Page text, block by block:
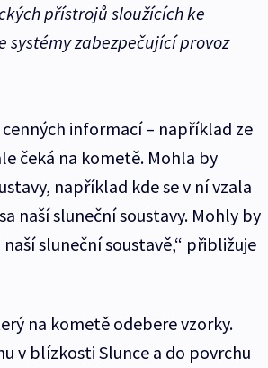
přístrojů sloužících ke
zabezpečující provoz
informací – například ze
čeká na kometě. Mohla by
například kde se v ní vzala
naší sluneční soustavy. Mohly by
sluneční soustavě,“ přibližuje
na kometě odebere vzorky.
v blízkosti Slunce a do povrchu